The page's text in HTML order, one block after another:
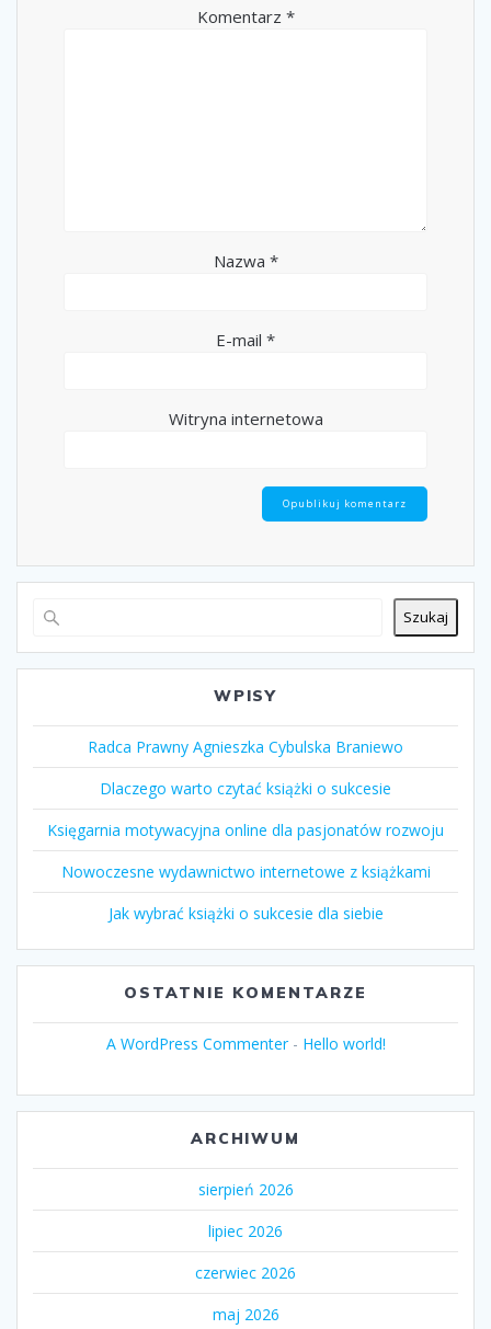
Komentarz *
Nazwa *
E-mail *
Witryna internetowa
Szukaj
WPISY
Radca Prawny Agnieszka Cybulska Braniewo
Dlaczego warto czytać książki o sukcesie
Księgarnia motywacyjna online dla pasjonatów rozwoju
Nowoczesne wydawnictwo internetowe z książkami
Jak wybrać książki o sukcesie dla siebie
OSTATNIE KOMENTARZE
A WordPress Commenter- Hello world!
ARCHIWUM
sierpień 2026
lipiec 2026
czerwiec 2026
maj 2026